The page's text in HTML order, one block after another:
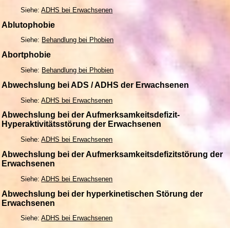
Siehe:ADHS bei Erwachsenen
Ablutophobie
Siehe: Behandlung bei Phobien
Abortphobie
Siehe: Behandlung bei Phobien
Abwechslung bei ADS / ADHS der Erwachsenen
Siehe:ADHS bei Erwachsenen
Abwechslung bei der Aufmerksamkeitsdefizit-
Hyperaktivitätsstörung der Erwachsenen
Siehe:ADHS bei Erwachsenen
Abwechslung bei der Aufmerksamkeitsdefizitstörung der
Erwachsenen
Siehe:ADHS bei Erwachsenen
Abwechslung bei der hyperkinetischen Störung der
Erwachsenen
Siehe:ADHS bei Erwachsenen